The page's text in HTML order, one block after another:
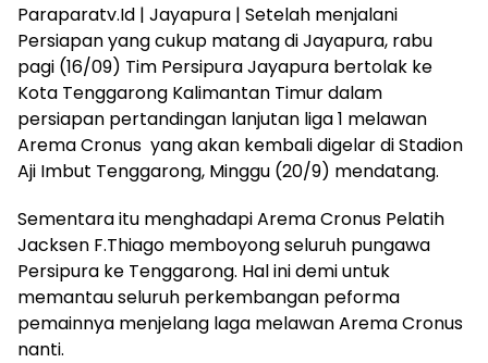
Paraparatv.Id | Jayapura | Setelah menjalani
Persiapan yang cukup matang di Jayapura, rabu
pagi (16/09) Tim Persipura Jayapura bertolak ke
Kota Tenggarong Kalimantan Timur dalam
persiapan pertandingan lanjutan liga 1 melawan
Arema Cronus yang akan kembali digelar di Stadion
Aji Imbut Tenggarong, Minggu (20/9) mendatang.
Sementara itu menghadapi Arema Cronus Pelatih
Jacksen F.Thiago memboyong seluruh pungawa
Persipura ke Tenggarong. Hal ini demi untuk
memantau seluruh perkembangan peforma
pemainnya menjelang laga melawan Arema Cronus
nanti.